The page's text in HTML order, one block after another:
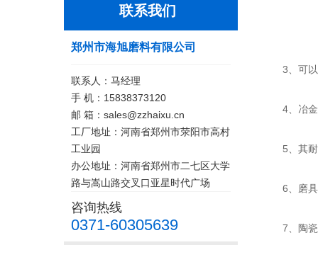
联系我们
郑州市海旭磨料有限公司
联系人：马经理
手 机：15838373120
邮 箱：sales@zzhaixu.cn
工厂地址：河南省郑州市荥阳市高村
工业园
办公地址：河南省郑州市二七区大学
路与嵩山路交叉口亚星时代广场
咨询热线
0371-60305639
3、可以用
4、冶金选
5、其耐
6、磨具
7、陶瓷